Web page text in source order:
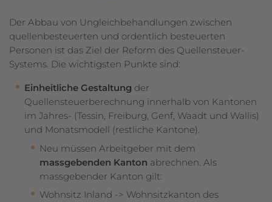
Der Abbau von Ungleichbehandlungen zwischen
quellenbesteuerten und ordentlich besteuerten
Personen ist das Ziel der Reform des Quellensteuer-
Systems. Die wichtigsten Punkte sind:
Einheitliche Gestaltung der
Quellensteuerberechnung innerhalb von Kantonen
im Jahres- (Tessin, Freiburg, Genf, Waadt und Wallis)
und Monatsmodell (restliche Kantone).
Neu müssen Arbeitgeber mit dem
massgebenden Kanton abrechnen. Als
massgebender Kanton gilt:
Wohnsitz Inland -> Wohnsitzkanton des